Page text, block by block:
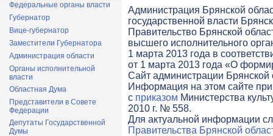
Федеральные органы власти
Губернатор
Вице-губернатор
Заместители Губернатора
Администрация области
Органы исполнительной
власти
Областная Дума
Представители в Совете
Федерации
Депутаты Государственной
Думы
Администрация Брянской
государственной власти
Правительство Брянской
высшего исполнительного
1 марта 2013 года в
от 1 марта 2013 года «О
Cайт администрации Брянской
Информация на этом сайте
с приказом Министерства
2010 г. № 558.
Для актуальной информации
Правительства Брянской